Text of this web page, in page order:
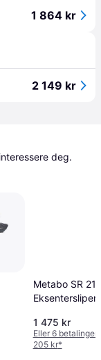
1 864 kr
2 149 kr
Metabo SR
Eksentersliper
1 475 kr
Eller 6 betalinger
205 kr*